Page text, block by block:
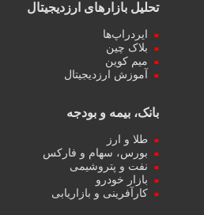
تحلیل بازارهای ارزدیجیتال
ایردراپ‌ها
بلاک چین
میم کوین‌
آموزش ارزدیجیتال
بانک، بیمه و بودجه
طلا و ارز
بورس، سهام و فارکس
نفت و پتروشیمی
بازار خودرو
کارآفرینی و بازاریابی